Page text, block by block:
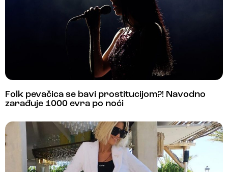
Folk pevačica se bavi prostitucijom?! Navodno
zarađuje 1000 evra po noći